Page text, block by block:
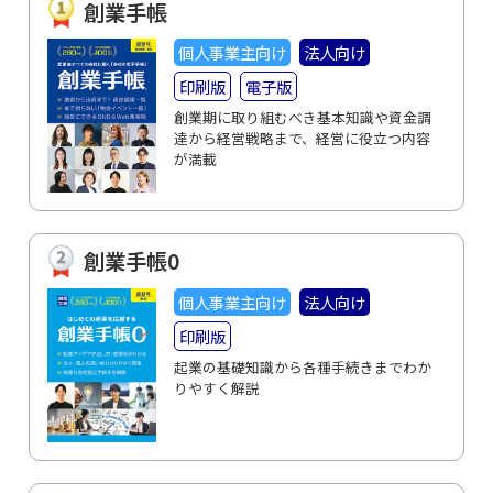
創業手帳
個人事業主向け
法人向け
印刷版
電子版
創業期に取り組むべき基本知識や資金調
達から経営戦略まで、経営に役立つ内容
が満載
創業手帳0
個人事業主向け
法人向け
印刷版
起業の基礎知識から各種手続きまでわか
りやすく解説